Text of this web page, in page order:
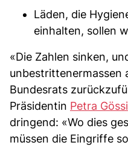
Läden, die
einhalten, sollen
«Die Zahlen sinken,
unbestrittenermassen
Bundesrats
Präsidentin Petra Gössi
dringend: «Wo dies
müssen die Eingriffe